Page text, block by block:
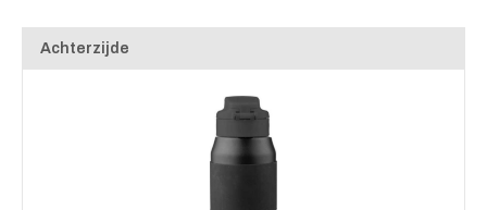
Achterzijde